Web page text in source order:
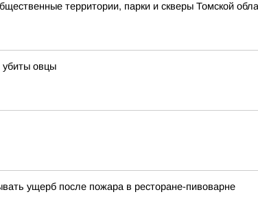
территории, парки и скверы Томской
убиты овцы
ущерб после пожара в ресторане-пивоварне